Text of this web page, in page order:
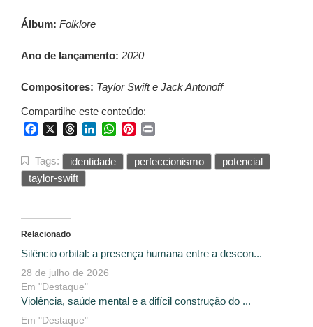
Álbum: Folklore
Ano de lançamento: 2020
Compositores: Taylor Swift e Jack Antonoff
Compartilhe este conteúdo:
FacebookThreadsLinkedInWhatsApp
Pinterest
Tags: identidade perfeccionismo
potencial
taylor-swift
Relacionado
Silêncio orbital: a presença humana entre a descon...
28 de julho de 2026
Em "Destaque"
Violência, saúde mental e a difícil construção do ...
Em "Destaque"